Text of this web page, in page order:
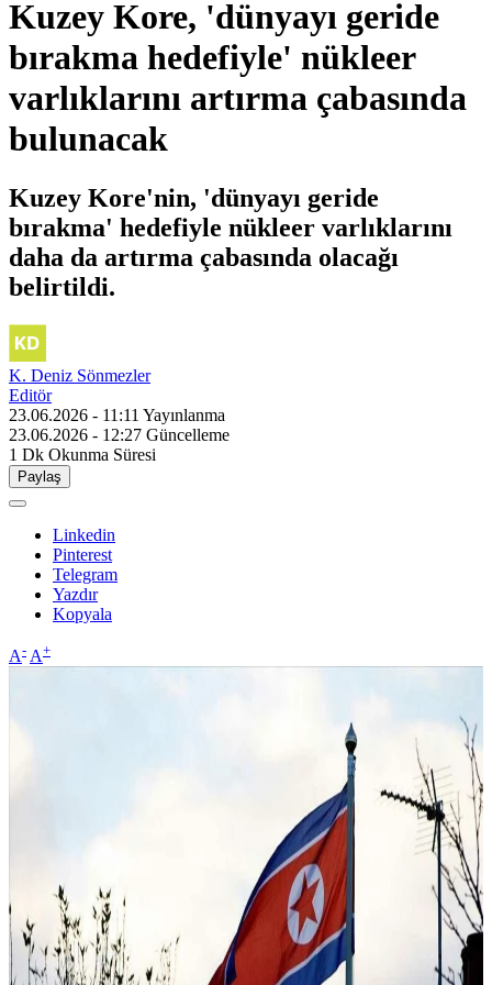
Kuzey Kore, 'dünyayı geride
bırakma hedefiyle' nükleer
varlıklarını artırma çabasında
bulunacak
Kuzey Kore'nin, 'dünyayı geride
bırakma' hedefiyle nükleer varlıklarını
daha da artırma çabasında olacağı
belirtildi.
K. Deniz Sönmezler
Editör
23.06.2026 - 11:11 Yayınlanma
23.06.2026 - 12:27 Güncelleme
1 Dk Okunma Süresi
Paylaş
Linkedin
Pinterest
Telegram
Yazdır
Kopyala
A- A+